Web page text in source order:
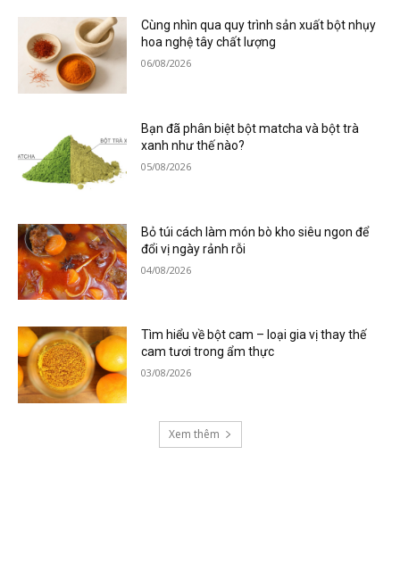
Cùng nhìn qua quy trình sản xuất bột nhụy
hoa nghệ tây chất lượng
06/08/2026
Bạn đã phân biệt bột matcha và bột trà
xanh như thế nào?
05/08/2026
Bỏ túi cách làm món bò kho siêu ngon để
đổi vị ngày rảnh rỗi
04/08/2026
Tìm hiểu về bột cam – loại gia vị thay thế
cam tươi trong ẩm thực
03/08/2026
Xem thêm